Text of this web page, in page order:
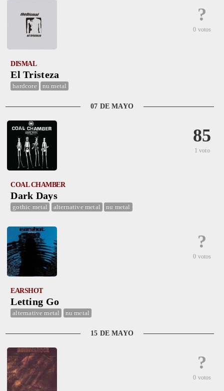
?
0 votos
DISMAL
El Tristeza
hardcore nu metal
07 DE MAYO
85
1 voto
COAL CHAMBER
Dark Days
gothic metal alternative metal nu metal
?
0 votos
EARSHOT
Letting Go
alternative metal nu metal
15 DE MAYO
?
0 votos